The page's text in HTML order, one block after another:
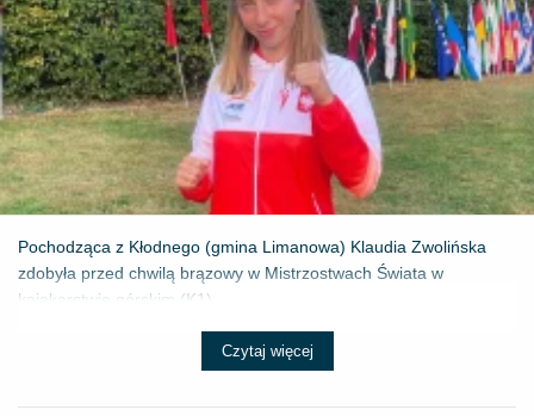
Pochodząca z Kłodnego (gmina Limanowa) Klaudia Zwolińska
zdobyła przed chwilą brązowy w Mistrzostwach Świata w
kajakarstwie górskim (K1) ...
Czytaj więcej